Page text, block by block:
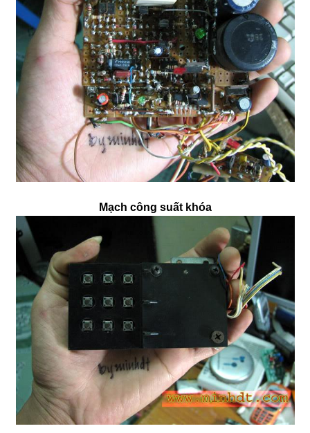
Mạch công suất khóa